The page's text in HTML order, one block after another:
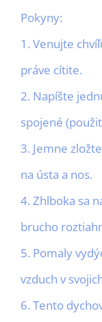
Pokyny:
1. Venujte
práve cítite.
2. Napíšte
spojené
3. Jemne
na ústa a nos.
4. Zhlboka sa
brucho
5. Pomaly
vzduch v
6. Tento